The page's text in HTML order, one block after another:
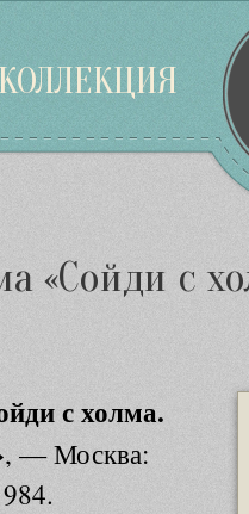
КОЛЛЕКЦИЯ
«Сойди с
с холма.
, — Москва: